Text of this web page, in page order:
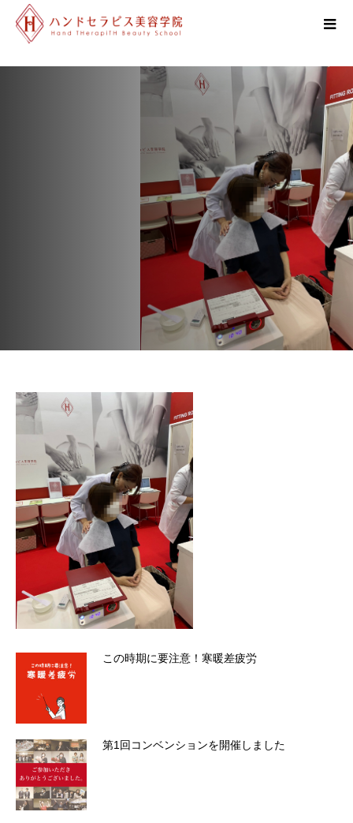
この時期に要注意！寒暖差疲労
第1回コンベンションを開催しました